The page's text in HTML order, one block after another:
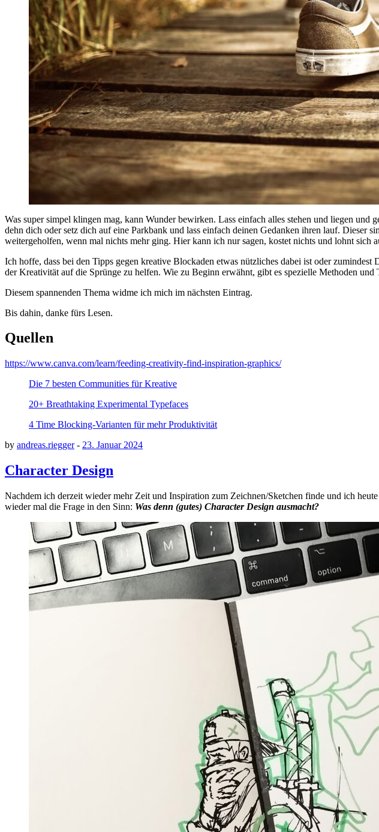
Was super simpel klingen mag, kann Wunder bewirken. Lass einfach alles stehen und liegen
dehn dich oder setz dich auf eine Parkbank und lass einfach deinen Gedanken ihren lauf.
weitergeholfen, wenn mal nichts mehr ging. Hier kann ich nur sagen, kostet nichts und lohnt sich
Ich hoffe, dass bei den Tipps gegen kreative Blockaden etwas nützliches dabei ist oder
der Kreativität auf die Sprünge zu helfen. Wie zu Beginn erwähnt, gibt es spezielle Methoden
Diesem spannenden Thema widme ich mich im nächsten Eintrag.
Bis dahin, danke fürs Lesen.
Quellen
https://www.canva.com/learn/feeding-creativity-find-inspiration-graphics/
Die 7 besten Communities für Kreative
20+ Breathtaking Experimental Typefaces
4 Time Blocking-Varianten für mehr Produktivität
by andreas.riegger- 23. Januar 2024
Character Design
Nachdem ich derzeit wieder mehr Zeit und Inspiration zum Zeichnen/Sketchen finde und ich
wieder mal die Frage in den Sinn: Was denn (gutes) Character Design ausmacht?